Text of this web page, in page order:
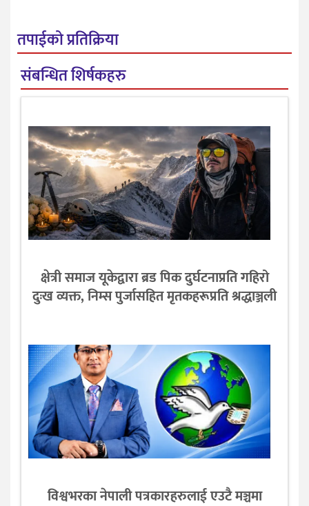
तपाईको प्रतिक्रिया
संबन्धित शिर्षकहरु
क्षेत्री समाज यूकेद्वारा ब्रड पिक दुर्घटनाप्रति गहिरो
दुःख व्यक्त, निम्स पुर्जासहित मृतकहरूप्रति श्रद्धाञ्जली
विश्वभरका नेपाली पत्रकारहरुलाई एउटै मञ्चमा